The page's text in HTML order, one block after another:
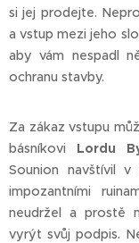
si jej prodejte.
a vstup mezi jeho
aby vám nespadl
ochranu stavby.
Za zákaz vstupu
básníkovi Lordu
Sounion navštívil v
impozantními
neudržel a prostě
vyrýt svůj podpis.